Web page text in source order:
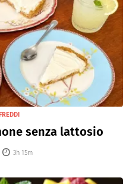
senza lattosio
3h 15m